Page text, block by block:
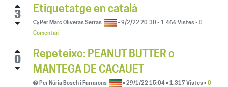
3
Etiquetatge en català
Per Marc Oliveras Serras •9/2/22 20:30 •1.466 Vistes•0
Comentari
0
Repeteixo: PEANUT BUTTER o
MANTEGA DE CACAUET
Per Núria Bosch i Farrarons •29/1/22 15:04•1.317 Vistes•0